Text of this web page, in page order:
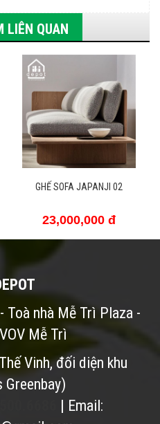
LIÊN QUAN
02
đ
SOFA RATTAN
nhà Mễ Trì Plaza -
Mễ Trì
Vinh, đối diện khu
Greenbay)
| Email: